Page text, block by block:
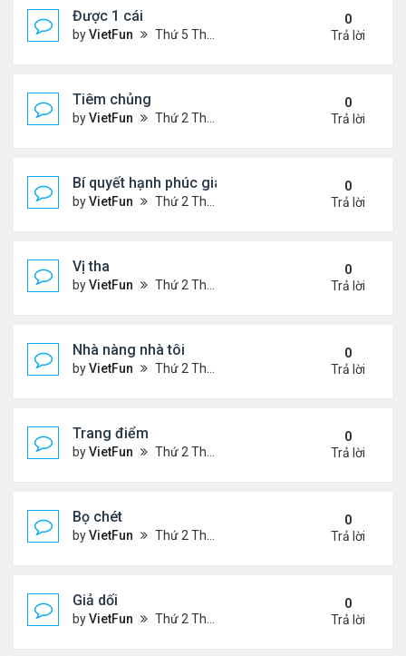
Được 1 cái
byVietFun Thứ 5 Tháng 3 03, 2022 4:44 pm
0
Trả lời
Tiêm chủng
byVietFun Thứ 2 Tháng 1 24, 2022 1:11 pm
0
Trả lời
Bí quyết hạnh phúc gia đình
byVietFun Thứ 2 Tháng 1 03, 2022 9:28 pm
0
Trả lời
Vị tha
byVietFun Thứ 2 Tháng 1 03, 2022 9:25 pm
0
Trả lời
Nhà nàng nhà tôi
byVietFun Thứ 2 Tháng 1 03, 2022 9:24 pm
0
Trả lời
Trang điểm
byVietFun Thứ 2 Tháng 1 03, 2022 9:18 pm
0
Trả lời
Bọ chét
byVietFun Thứ 2 Tháng 1 03, 2022 9:16 pm
0
Trả lời
Giả dối
byVietFun Thứ 2 Tháng 1 03, 2022 9:13 pm
0
Trả lời